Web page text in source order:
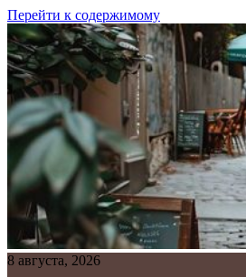
Перейти к содержимому
8 августа, 2026